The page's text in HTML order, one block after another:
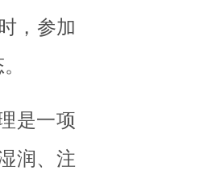
，参加
是一项
润、注